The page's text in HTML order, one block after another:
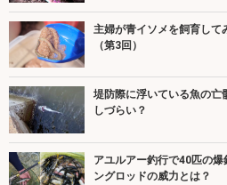
主婦が青イソメを飼育し
（第3回）
堤防際に浮いている魚の
しづらい？
アユルアー釣行で40匹の
ングロッドの威力とは？